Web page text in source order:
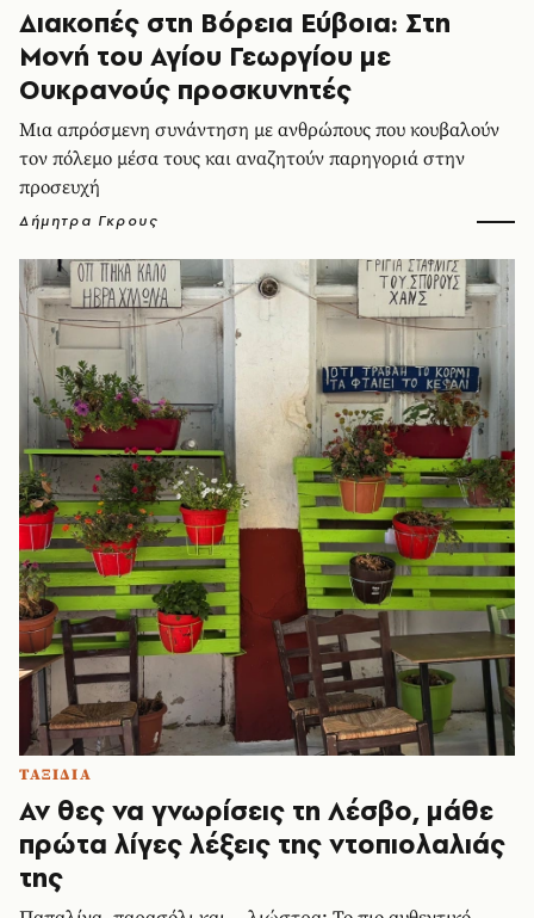
Διακοπές στη Βόρεια Εύβοια: Στη
Μονή του Αγίου Γεωργίου με
Ουκρανούς προσκυνητές
Μια απρόσμενη συνάντηση με ανθρώπους που κουβαλούν
τον πόλεμο μέσα τους και αναζητούν παρηγοριά στην
προσευχή
Δήμητρα Γκρους
ΤΑΞΙΔΙΑ
Αν θες να γνωρίσεις τη Λέσβο, μάθε
πρώτα λίγες λέξεις της ντοπιολαλιάς
της